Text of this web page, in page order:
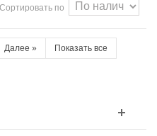
Сортировать по
Далее » Показать все